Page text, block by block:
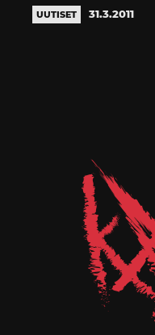
UUTISET 31.3.2011